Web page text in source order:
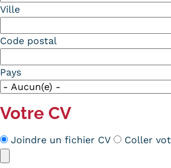
Ville
Code postal
Pays
Votre CV
Méthode
Joindre un fichier CV
Coller